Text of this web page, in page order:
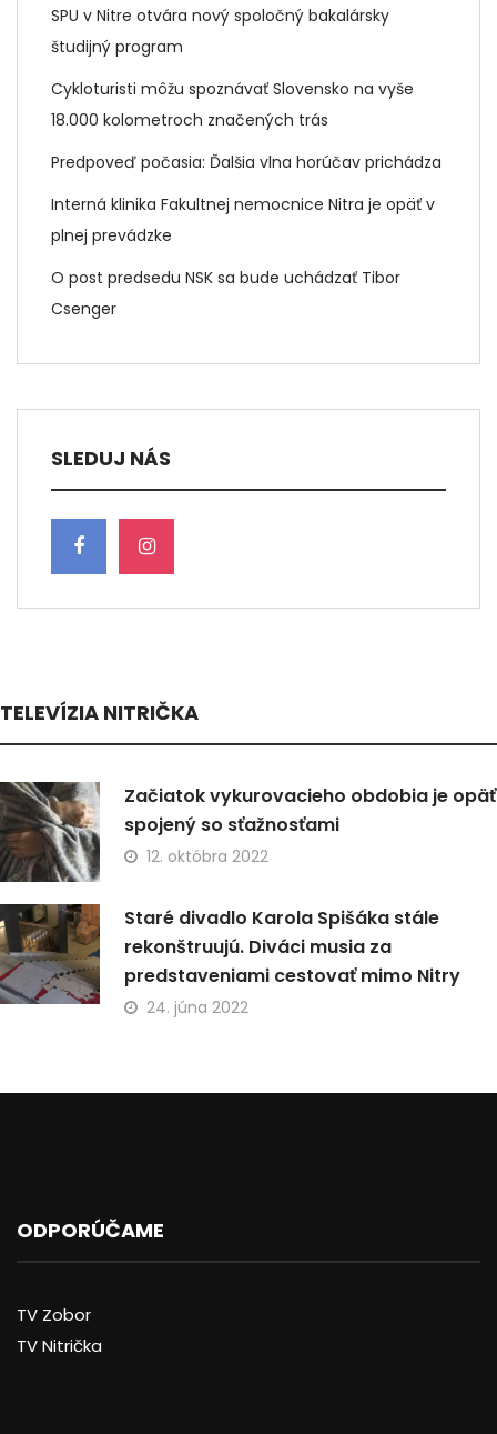
SPU v Nitre otvára nový spoločný bakalársky
študijný program
Cykloturisti môžu spoznávať Slovensko na vyše
18.000 kolometroch značených trás
Predpoveď počasia: Ďalšia vlna horúčav prichádza
Interná klinika Fakultnej nemocnice Nitra je opäť v
plnej prevádzke
O post predsedu NSK sa bude uchádzať Tibor
Csenger
SLEDUJ NÁS
TELEVÍZIA NITRIČKA
Začiatok vykurovacieho obdobia je opäť
spojený so sťažnosťami
12. októbra 2022
Staré divadlo Karola Spišáka stále
rekonštruujú. Diváci musia za
predstaveniami cestovať mimo Nitry
24. júna 2022
ODPORÚČAME
TV Zobor
TV Nitrička